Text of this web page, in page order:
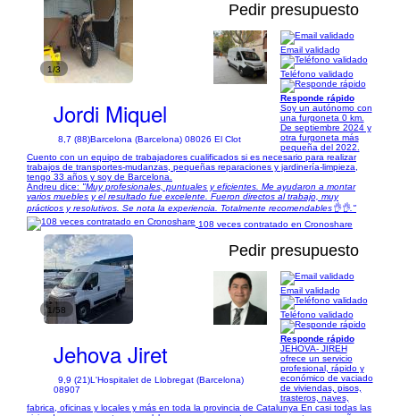
1/3
Pedir presupuesto
Jordi Miquel
8,7 (88)Barcelona (Barcelona) 08026 El Clot
Email validado
Teléfono validado
Responde rápido
Soy un autónomo con
una furgoneta 0 km.
De septiembre 2024 y
otra furgoneta más
pequeña del 2022.
Cuento con un equipo de trabajadores cualificados si es necesario para realizar
trabajos de transportes-mudanzas, pequeñas reparaciones y jardinería-limpieza,
tengo 33 años y soy de Barcelona.
Andreu dice: "Muy profesionales, puntuales y eficientes. Me ayudaron a montar
varios muebles y el resultado fue excelente. Fueron directos al trabajo, muy
prácticos y resolutivos. Se nota la experiencia. Totalmente recomendables👌👌."
108 veces contratado en Cronoshare
1/58
Pedir presupuesto
Jehova Jiret
9,9 (21)L'Hospitalet de Llobregat (Barcelona)
08907
Email validado
Teléfono validado
Responde rápido
JEHOVA- JIREH
ofrece un servicio
profesional, rápido y
económico de vaciado
de viviendas, pisos,
trasteros, naves,
fabrica, oficinas y locales y más en toda la provincia de Catalunya En casi todas las